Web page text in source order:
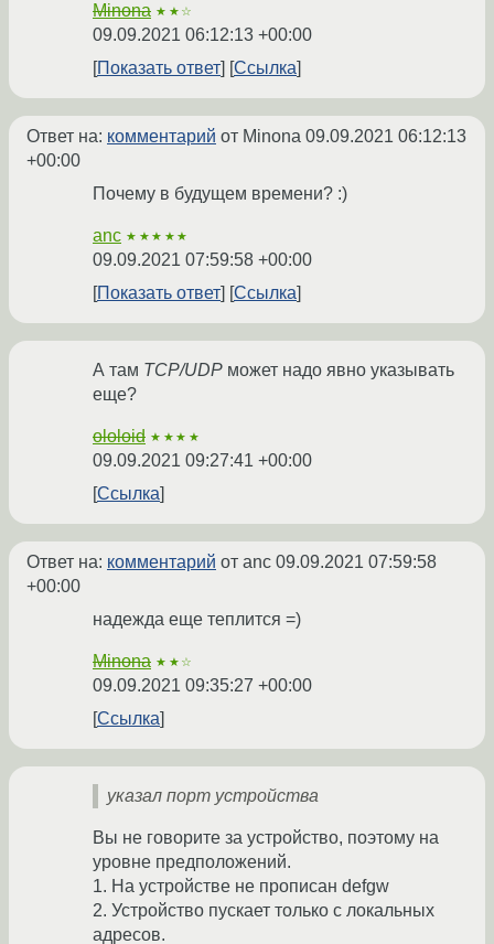
Minona ★★☆
09.09.2021 06:12:13 +00:00
Показать ответ
Ссылка
Ответ на: комментарий от Minona 09.09.2021 06:12:13
+00:00
Почему в будущем времени? :)
anc ★★★★★
09.09.2021 07:59:58 +00:00
Показать ответ
Ссылка
А там TCP/UDP может надо явно указывать
еще?
ololoid ★★★★
09.09.2021 09:27:41 +00:00
Ссылка
Ответ на: комментарий от anc 09.09.2021 07:59:58
+00:00
надежда еще теплится =)
Minona ★★☆
09.09.2021 09:35:27 +00:00
Ссылка
указал порт устройства
Вы не говорите за устройство, поэтому на
уровне предположений.
1. На устройстве не прописан defgw
2. Устройство пускает только с локальных
адресов.